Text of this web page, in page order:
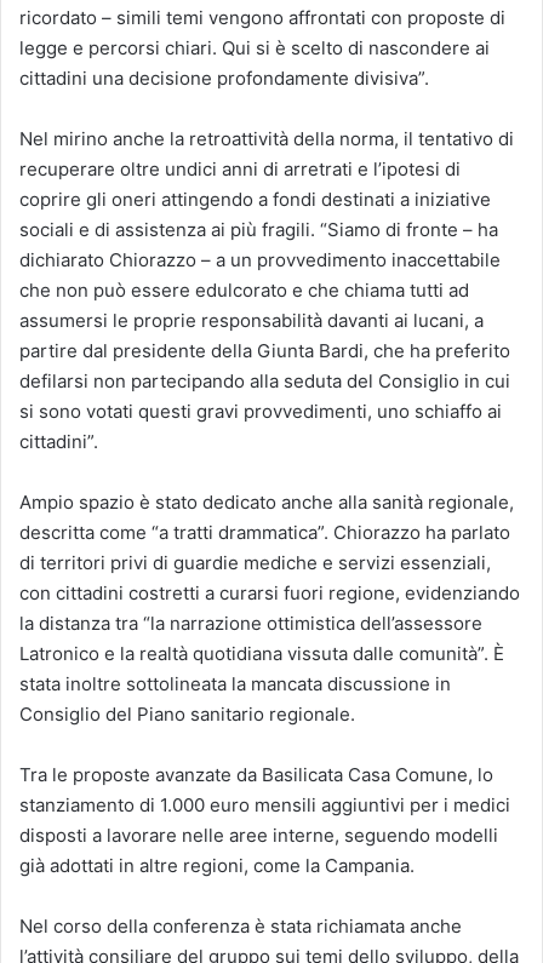
ricordato – simili temi vengono affrontati con proposte di
legge e percorsi chiari. Qui si è scelto di nascondere ai
cittadini una decisione profondamente divisiva”.
Nel mirino anche la retroattività della norma, il tentativo di
recuperare oltre undici anni di arretrati e l’ipotesi di
coprire gli oneri attingendo a fondi destinati a iniziative
sociali e di assistenza ai più fragili. “Siamo di fronte – ha
dichiarato Chiorazzo – a un provvedimento inaccettabile
che non può essere edulcorato e che chiama tutti ad
assumersi le proprie responsabilità davanti ai lucani, a
partire dal presidente della Giunta Bardi, che ha preferito
defilarsi non partecipando alla seduta del Consiglio in cui
si sono votati questi gravi provvedimenti, uno schiaffo ai
cittadini”.
Ampio spazio è stato dedicato anche alla sanità regionale,
descritta come “a tratti drammatica”. Chiorazzo ha parlato
di territori privi di guardie mediche e servizi essenziali,
con cittadini costretti a curarsi fuori regione, evidenziando
la distanza tra “la narrazione ottimistica dell’assessore
Latronico e la realtà quotidiana vissuta dalle comunità”. È
stata inoltre sottolineata la mancata discussione in
Consiglio del Piano sanitario regionale.
Tra le proposte avanzate da Basilicata Casa Comune, lo
stanziamento di 1.000 euro mensili aggiuntivi per i medici
disposti a lavorare nelle aree interne, seguendo modelli
già adottati in altre regioni, come la Campania.
Nel corso della conferenza è stata richiamata anche
l’attività consiliare del gruppo sui temi dello sviluppo, della